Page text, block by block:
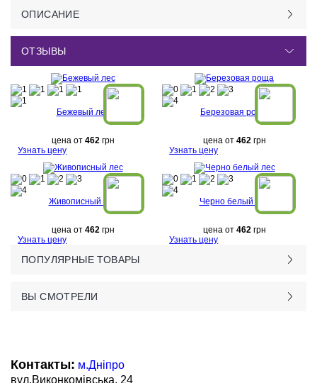
ОПИСАНИЕ
ОТЗЫВЫ
Бежевый лес
цена от 462грн
Узнать цену
Березовая роща
цена от 462грн
Узнать цену
Живописный лес
цена от 462грн
Узнать цену
Черно белый лес
цена от 462грн
Узнать цену
ПОПУЛЯРНЫЕ ТОВАРЫ
ВЫ СМОТРЕЛИ
Контакты: м.Дніпро
вул.Виконкомівська, 24